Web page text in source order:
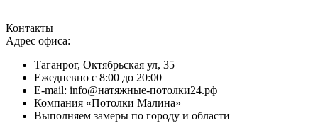
Контакты
Адрес офиса:
Таганрог, Октябрьская ул, 35
Ежедневно с 8:00 до 20:00
E-mail: info@натяжные-потолки24.рф
Компания «Потолки Малина»
Выполняем замеры по городу и области